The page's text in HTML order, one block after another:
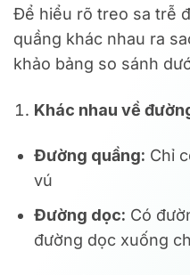
Để hiểu rõ treo sa trễ
quầng khác nhau ra
khảo bảng so sánh
Khác nhau về
Đường quầng: Chỉ
vú
Đường dọc: Có
đường dọc xuống